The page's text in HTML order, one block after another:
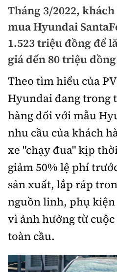
Góc nhìn
Tâm điểm
Xe chuyên dụng
Xe máy
Đánh giá xe
Đánh giá xe mới
So sánh
Lái mới
Tư vấn sử dụng
Chọn xe
Lái xe an toàn
Bảo hiểm xe
Sản phẩm bảo hiểm
Bồi thường bảo hiểm
Xe xanh
Video
Review xe
Giới thiệu xe
Tư vấn
Ảnh
Ô tô
Xe máy
Cơ quan chủ quản: Bộ Xây
Tháng 3/2022,
mua Hyundai
1.523 triệu đồng để
giá đến 80 triệu
Theo tìm hiểu của
Hyundai đang trong
hàng đối với mẫu
nhu cầu của khách
xe "chạy đua" kịp
giảm 50% lệ phí
sản xuất, lắp ráp
nguồn linh, phụ kiện
vì ảnh hưởng từ
toàn cầu.